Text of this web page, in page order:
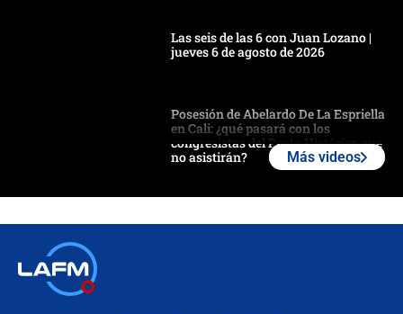
Las seis de las 6 con Juan Lozano |
jueves 6 de agosto de 2026
Posesión de Abelardo De La Espriella
en Cali: ¿qué pasará con los
congresistas del Pacto Histórico que
no asistirán?
Más videos